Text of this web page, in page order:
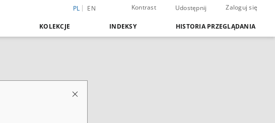
PL EN Kontrast Udostępnij Zaloguj się
KOLEKCJE INDEKSY HISTORIA PRZEGLĄDANIA